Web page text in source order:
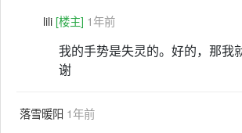
lili [楼主] 1年前
我的手势是失灵的。好的，那我
谢
落雪暖阳 1年前